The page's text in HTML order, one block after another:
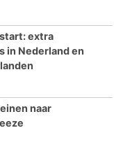
extra
in Nederland en
naar